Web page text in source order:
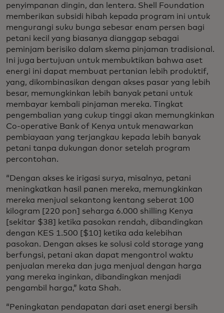
penyimpanan dingin, dan lentera. Shell Foundation
memberikan subsidi hibah kepada program ini untuk
mengurangi suku bunga sebesar enam persen bagi
petani kecil yang biasanya dianggap sebagai
peminjam berisiko dalam skema pinjaman tradisional.
Ini juga bertujuan untuk membuktikan bahwa aset
energi ini dapat membuat pertanian lebih produktif,
yang, dikombinasikan dengan akses pasar yang lebih
besar, memungkinkan lebih banyak petani untuk
membayar kembali pinjaman mereka. Tingkat
pengembalian yang cukup tinggi akan memungkinkan
Co-operative Bank of Kenya untuk menawarkan
pembiayaan yang terjangkau kepada lebih banyak
petani tanpa dukungan donor setelah program
percontohan.
“Dengan akses ke irigasi surya, misalnya, petani
meningkatkan hasil panen mereka, memungkinkan
mereka menjual sekantong kentang seberat 100
kilogram [220 pon] seharga 6.000 shilling Kenya
[sekitar $38] ketika pasokan rendah, dibandingkan
dengan KES 1.500 [$10] ketika ada kelebihan
pasokan. Dengan akses ke solusi cold storage yang
berfungsi, petani akan dapat mengontrol waktu
penjualan mereka dan juga menjual dengan harga
yang mereka inginkan, dibandingkan menjadi
pengambil harga,” kata Shah.
“Peningkatan pendapatan dari aset energi bersih